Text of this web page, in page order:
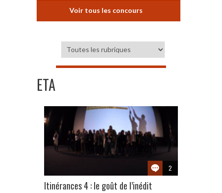
Voir tous les concours
ETA
2
Itinérances 4 : le goût de l’inédit